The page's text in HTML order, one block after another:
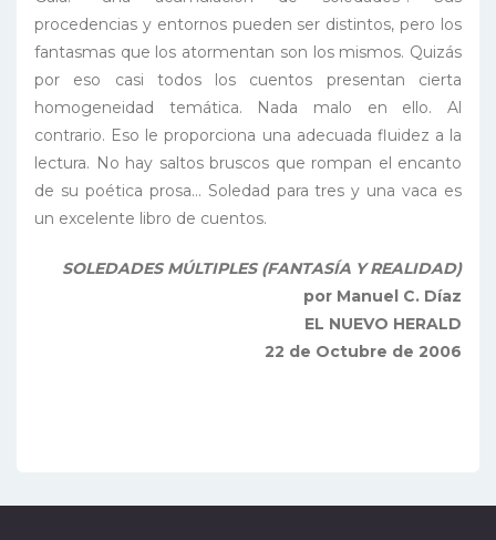
procedencias y entornos pueden ser distintos, pero los
fantasmas que los atormentan son los mismos. Quizás
por eso casi todos los cuentos presentan cierta
homogeneidad temática. Nada malo en ello. Al
contrario. Eso le proporciona una adecuada fluidez a la
lectura. No hay saltos bruscos que rompan el encanto
de su poética prosa… Soledad para tres y una vaca es
un excelente libro de cuentos.
SOLEDADES MÚLTIPLES (FANTASÍA Y REALIDAD)
por Manuel C. Díaz
EL NUEVO HERALD
22 de Octubre de 2006